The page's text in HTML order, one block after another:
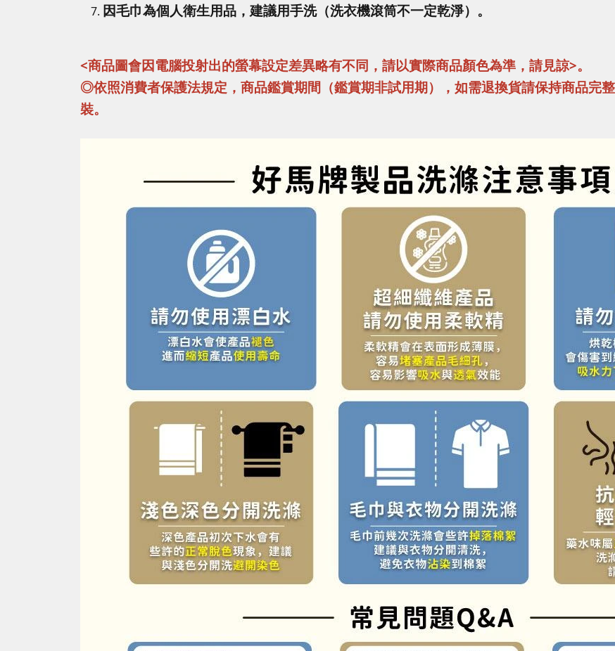
因毛巾為個人衛生用品，建議用手洗（洗衣機滾筒不一定乾淨）。
<商品圖會因電腦投射出的螢幕設定差異略有不同，請以實際商品顏色為準，請見諒>。
◎依照消費者保護法規定，商品鑑賞期間（鑑賞期非試用期），如需退換貨請保持商品完
裝。